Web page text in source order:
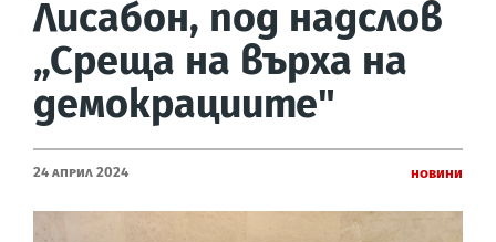
Лисабон, под надслов
„Среща на върха на
демокрациите"
24 Април 2024 Новини